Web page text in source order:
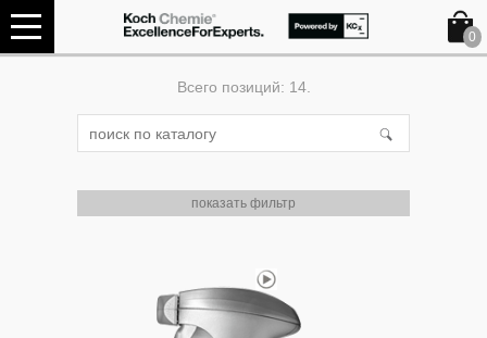
Всего позиций: 14.
показать фильтр
0